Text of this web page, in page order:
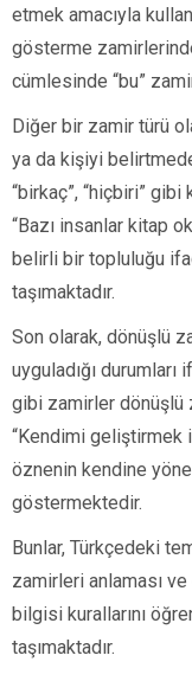
etmek amacıyla
gösterme
cümlesinde “bu”
Diğer bir zamir türü
ya da kişiyi
“birkaç”, “hiçbiri”
“Bazı insanlar kitap
belirli bir topluluğu
taşımaktadır.
Son olarak, dönüşlü
uyguladığı durumları
gibi zamirler dönüşlü
“Kendimi geliştirmek
öznenin kendine
göstermektedir.
Bunlar, Türkçedeki
zamirleri anlaması
bilgisi kurallarını
taşımaktadır.